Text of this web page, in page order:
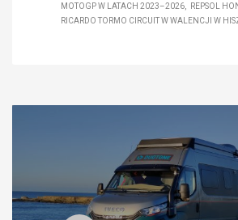
MOTOGP W LATACH 2023–2026
REPSOL
RICARDO TORMO CIRCUIT W WALENCJI W